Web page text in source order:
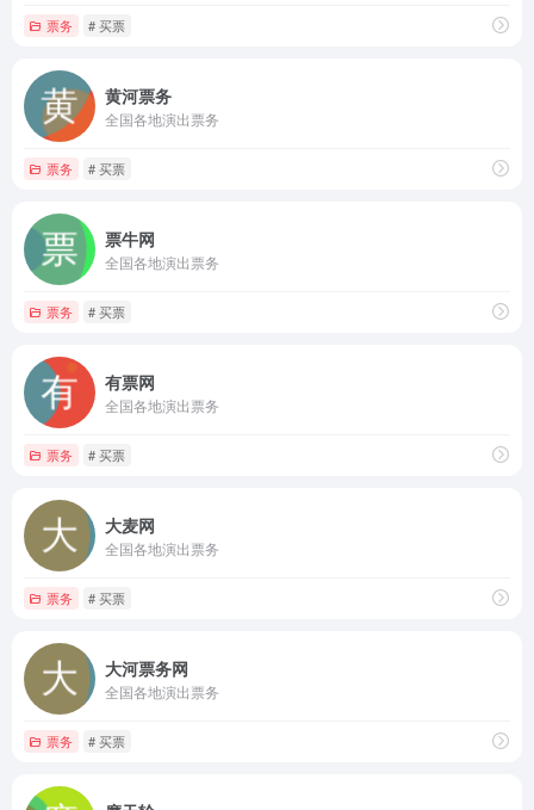
票务 # 买票
黄河票务
全国各地演出票务
票务 # 买票
票牛网
全国各地演出票务
票务 # 买票
有票网
全国各地演出票务
票务 # 买票
大麦网
全国各地演出票务
票务 # 买票
大河票务网
全国各地演出票务
票务 # 买票